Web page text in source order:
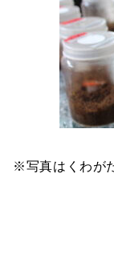
※写真はくわが